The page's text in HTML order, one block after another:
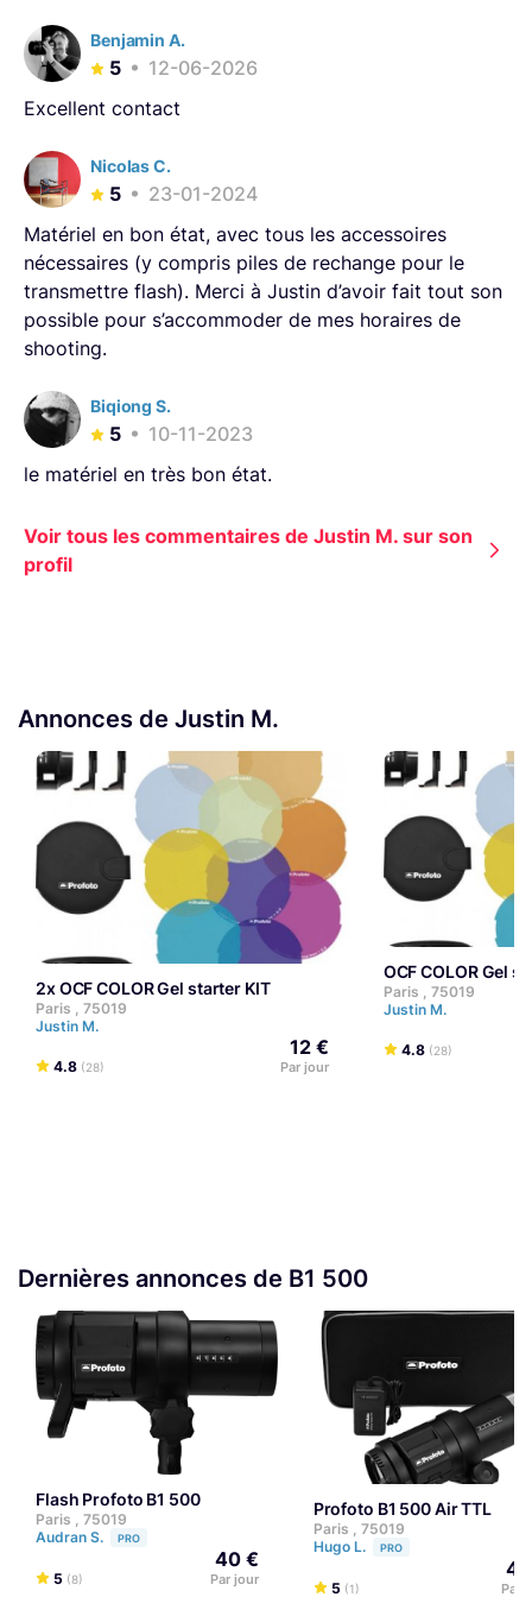
1 x Softbox RFi 2x3’
1 x Softbox Rfi 3’ Octa
1 x Cubelite by Lastolite
2 x réflecteurs lumière pliable Hensel/Lastolite
Pieds / grip
3 x Manfrotto 1004BAC
2 x Manfrotto 1052BAC
Sac transport pieds Manfrotto LW-99-PL
1 x Bras magique Manfrotto 244N
1 x Support de fond Manfrotto 272B
SON
Brace et deux batteries
1 x Enregistreur Zoom H4n
1 x Émetteur/récepteur Sennheiser EW100 G3
1 x Émetteur/récepteur Sennheiser EW100 G2
Benjamin A.
5
12-06-2026
Excellent contact
Nicolas C.
5
23-01-2024
Matériel en bon état, avec tous les accessoires
nécessaires (y compris piles de rechange pour le
transmettre flash). Merci à Justin d’avoir fait tout son
possible pour s’accommoder de mes horaires de
shooting.
Biqiong S.
5
10-11-2023
le matériel en très bon état.
Voir tous les commentaires de Justin M. sur son
profil
Annonces de Justin M.
2x OCF COLOR Gel starter KIT
Paris , 75019
Justin M.
4.8 (28)
12 €
Par jour
OCF COLOR Gel
Paris , 75019
Justin M.
4.8 (28)
Dernières annonces de B1 500
Flash Profoto B1 500
Paris , 75019
Audran S.
PRO
5 (8)
40 €
Par jour
Profoto B1 500 Air TTL
Paris , 75019
Hugo L.
PRO
5 (1) Par